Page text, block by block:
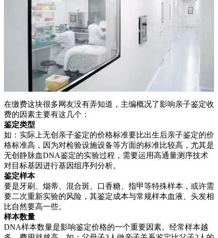
在缴费这块很多网友没有弄知道，主编概况了影响亲子鉴定收
费的因素主要有这几个：
鉴定类型
如：实际上无创亲子鉴定的价格标准要比出生后亲子鉴定的价
格标准高，因为对检验设施设备等方面的标准比较高，尤其是
无创静脉血DNA鉴定的实验过程，需要运用高通量测序技术
对目标基因进行基因组序列分析。
鉴定样本
要是牙刷、烟蒂、混合斑、口香糖、指甲等特殊样本，或许需
要二次重新实验的风险，其鉴定成本与常规样本血液、头发相
比自然要高一些。
样本数量
DNA样本数量是影响鉴定价格的一个重要因素。经常样本越